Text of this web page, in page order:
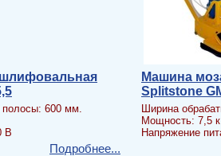
полосы: 600 мм.
В
Подробнее...
Машина
Splitstone
Ширина
Мощность: 7,5
Напряжение